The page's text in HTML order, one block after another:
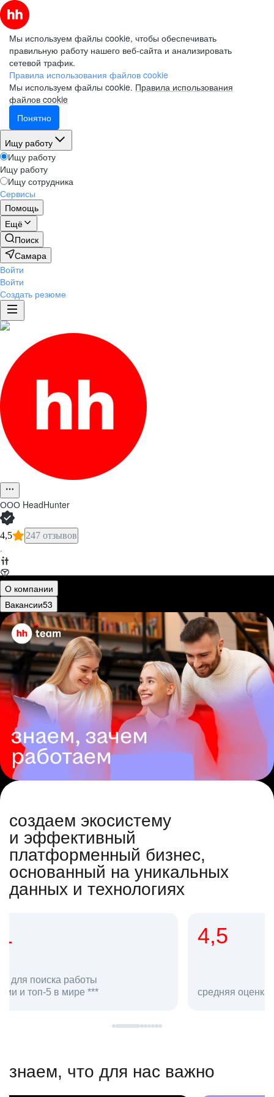
Мы используем файлы cookie, чтобы обеспечивать
правильную работу нашего веб-сайта и анализировать
сетевой трафик.
Правила использования файлов cookie
Мы используем файлы cookie. Правила использования
файлов cookie
Понятно
Ищу работу
Ищу работу
Ищу работу
Ищу сотрудника
Сервисы
Помощь
Ещё
Поиск
Самара
Войти
Войти
Создать резюме
ООО HeadHunter
4,5 247 отзывов
·
О компании
Вакансии53
создаем экосистему
и эффективный
платформенный бизнес,
основанный на уникальных
данных и технологиях
средняя оценка hh.ru как работодателя **
в hh.ru
знаем, что для нас важно